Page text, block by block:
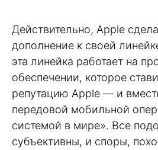
Действительно, Apple
дополнение к своей
эта линейка работает на
обеспечении, которое
репутацию Apple — и
передовой мобильной
системой в мире». Все
субъективны, и споры,